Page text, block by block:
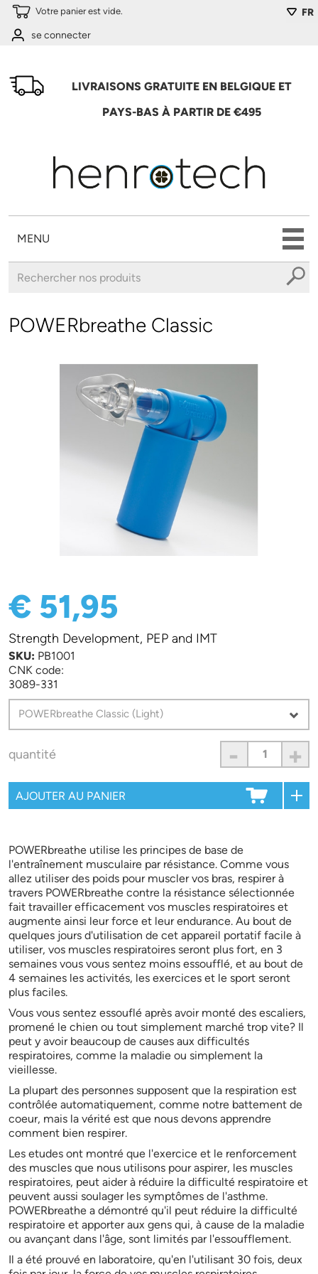
Aller au contenu principal FR
Votre panier est vide.
se connecter
LIVRAISONS GRATUITE EN BELGIQUE ET
PAYS-BAS À PARTIR DE €495
MENU
POWERbreathe Classic
€ 51,95
Strength Development, PEP and IMT
SKU: PB1001
CNK code:
3089-331
quantité - +
POWERbreathe utilise les principes de base de
l'entraînement musculaire par résistance. Comme vous
allez utiliser des poids pour muscler vos bras, respirer à
travers POWERbreathe contre la résistance sélectionnée
fait travailler efficacement vos muscles respiratoires et
augmente ainsi leur force et leur endurance. Au bout de
quelques jours d'utilisation de cet appareil portatif facile à
utiliser, vos muscles respiratoires seront plus fort, en 3
semaines vous vous sentez moins essoufflé, et au bout de
4 semaines les activités, les exercices et le sport seront
plus faciles.
Vous vous sentez essouflé après avoir monté des escaliers,
promené le chien ou tout simplement marché trop vite? Il
peut y avoir beaucoup de causes aux difficultés
respiratoires, comme la maladie ou simplement la
vieillesse.
La plupart des personnes supposent que la respiration est
contrôlée automatiquement, comme notre battement de
coeur, mais la vérité est que nous devons apprendre
comment bien respirer.
Les etudes ont montré que l'exercice et le renforcement
des muscles que nous utilisons pour aspirer, les muscles
respiratoires, peut aider à réduire la difficulté respiratoire et
peuvent aussi soulager les symptômes de l'asthme.
POWERbreathe a démontré qu'il peut réduire la difficulté
respiratoire et apporter aux gens qui, à cause de la maladie
ou avançant dans l'âge, sont limités par l'essoufflement.
Il a été prouvé en laboratoire, qu'en l'utilisant 30 fois, deux